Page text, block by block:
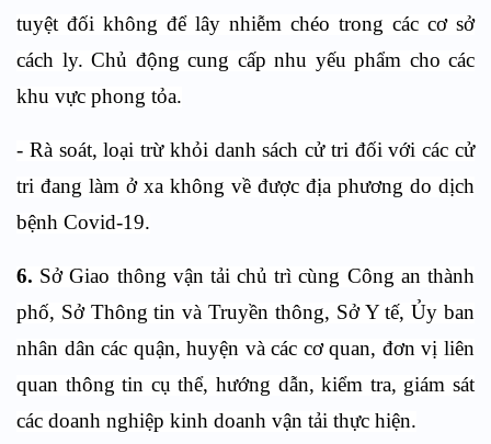
tuyệt đối không để lây nhiễm chéo trong các cơ sở
cách ly. Chủ động cung cấp nhu yếu phẩm cho các
khu vực phong tỏa.
- Rà soát, loại trừ khỏi danh sách cử tri đối với các cử
tri đang làm ở xa không về được địa phương do dịch
bệnh Covid-19.
6. Sở Giao thông vận tải chủ trì cùng Công an thành
phố, Sở Thông tin và Truyền thông, Sở Y tế, Ủy ban
nhân dân các quận, huyện và các cơ quan, đơn vị liên
quan thông tin cụ thể, hướng dẫn, kiểm tra, giám sát
các doanh nghiệp kinh doanh vận tải thực hiện.